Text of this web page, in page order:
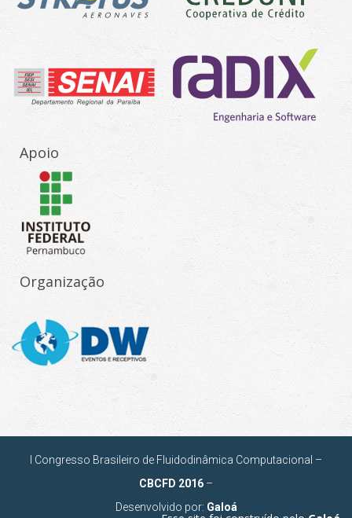
Apoio
Organização
I Congresso Brasileiro de Fluidodinâmica Computacional –
CBCFD 2016 –
Desenvolvido por: Galoá